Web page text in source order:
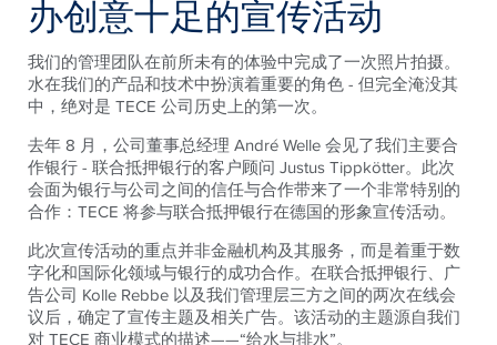
办创意十足的宣传活动
我们的管理团队在前所未有的体验中完成了一次照片拍摄。
水在我们的产品和技术中扮演着重要的角色 - 但完全淹没其
中，绝对是 TECE 公司历史上的第一次。
去年 8 月，公司董事总经理 André Welle 会见了我们主要合
作银行 - 联合抵押银行的客户顾问 Justus Tippkötter。此次
会面为银行与公司之间的信任与合作带来了一个非常特别的
合作：TECE 将参与联合抵押银行在德国的形象宣传活动。
此次宣传活动的重点并非金融机构及其服务，而是着重于数
字化和国际化领域与银行的成功合作。在联合抵押银行、广
告公司 Kolle Rebbe 以及我们管理层三方之间的两次在线会
议后，确定了宣传主题及相关广告。该活动的主题源自我们
对 TECE 商业模式的描述——“给水与排水”。